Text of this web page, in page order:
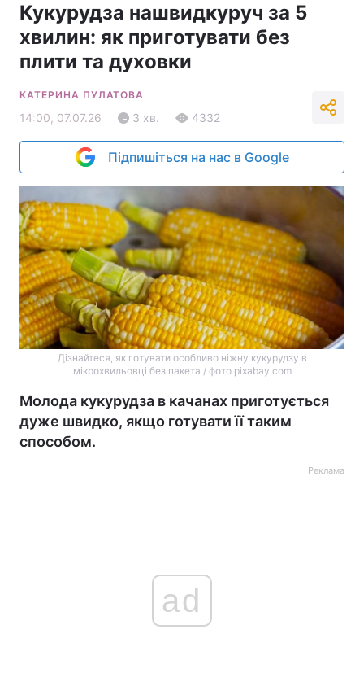
Кукурудза нашвидкуруч за 5
хвилин: як приготувати без
плити та духовки
КАТЕРИНА ПУЛАТОВА
14:00, 07.07.26 3 хв. 4332
Підпишіться на нас в Google
Дізнайтеся, як готувати особливо ніжну кукурудзу в
мікрохвильовці без пакета / фото pixabay.com
Молода кукурудза в качанах приготується
дуже швидко, якщо готувати її таким
способом.
Реклама
ad